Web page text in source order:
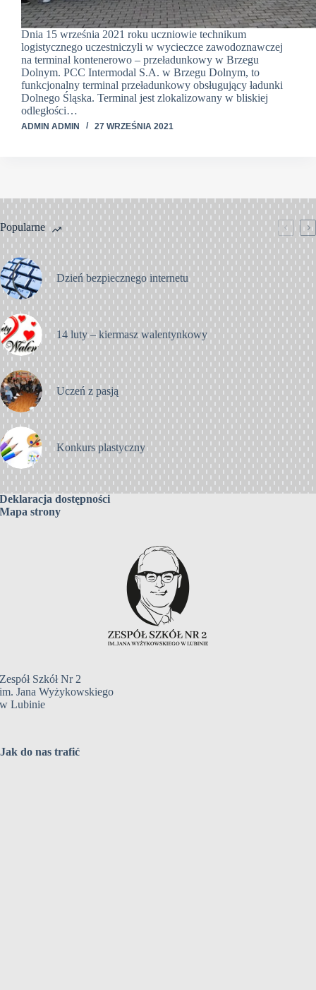
Dnia 15 września 2021 roku uczniowie technikum
logistycznego uczestniczyli w wycieczce zawodoznawczej
na terminal kontenerowo – przeładunkowy w Brzegu
Dolnym. PCC Intermodal S.A. w Brzegu Dolnym, to
funkcjonalny terminal przeładunkowy obsługujący ładunki
Dolnego Śląska. Terminal jest zlokalizowany w bliskiej
odległości…
ADMIN ADMIN 27 WRZEŚNIA 2021
Popularne
Dzień bezpiecznego internetu
14 luty – kiermasz walentynkowy
Uczeń z pasją
Konkurs plastyczny
Deklaracja dostępności
Mapa strony
Zespół Szkół Nr 2
im. Jana Wyżykowskiego
w Lubinie
Jak do nas trafić